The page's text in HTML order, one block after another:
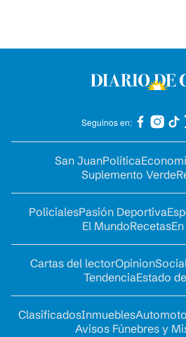
Seguinos en:
San JuanPolítica
Suplemento Verde
PolicialesPasión Deportiva
El MundoRecetas
Cartas del lectorOpinion
TendenciaEstado
ClasificadosInmuebles
Avisos Fúnebres y